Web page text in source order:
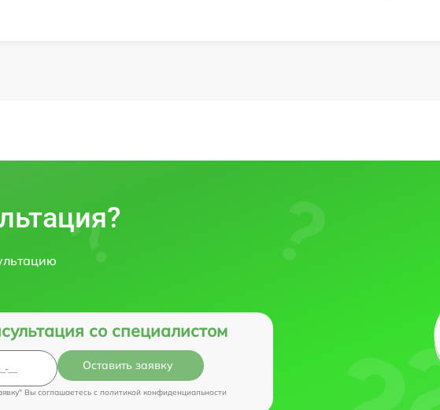
со специалистом
Оставить заявку
Вы соглашаетесь c политикой конфиденциальности